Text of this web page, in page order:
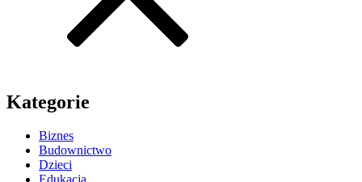
Kategorie
Biznes
Budownictwo
Dzieci